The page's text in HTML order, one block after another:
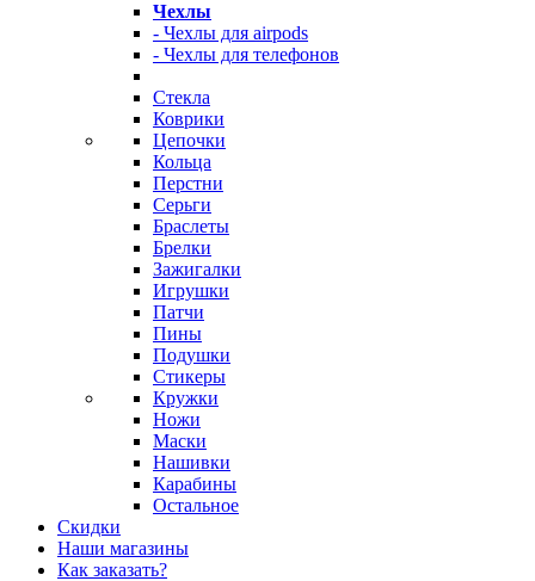
Чехлы
- Чехлы для airpods
- Чехлы для телефонов
Стекла
Коврики
Цепочки
Кольца
Перстни
Серьги
Браслеты
Брелки
Зажигалки
Игрушки
Патчи
Пины
Подушки
Стикеры
Кружки
Ножи
Маски
Нашивки
Карабины
Остальное
Скидки
Наши магазины
Как заказать?